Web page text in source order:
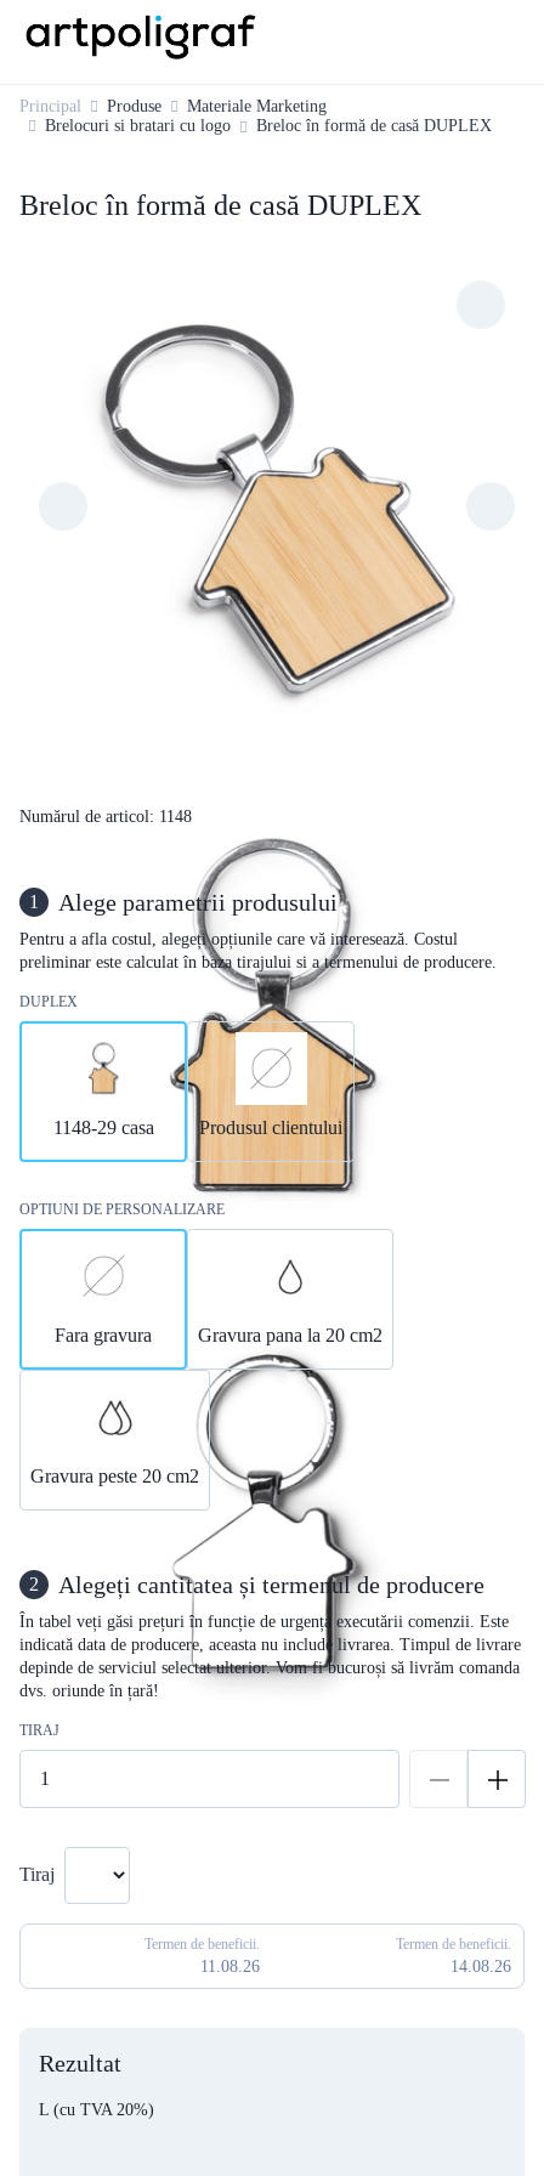
Principal Produse
Materiale Marketing
Brelocuri si bratari cu logo
Breloc în formă de casă DUPLEX
Breloc în formă de casă DUPLEX
Numărul de articol: 1148
1 Alege parametrii produsului
Pentru a afla costul, alegeți opțiunile care vă interesează. Costul
preliminar este calculat în baza tirajului si a termenului de producere.
DUPLEX
1148-29 casa Produsul clientului
OPTIUNI DE PERSONALIZARE
Fara gravura Gravura pana la 20 cm2
Gravura peste 20 cm2
2 Alegeți cantitatea și termenul de producere
În tabel veți găsi prețuri în funcție de urgența executării comenzii. Este
indicată data de producere, aceasta nu include livrarea. Timpul de livrare
depinde de serviciul selectat ulterior. Vom fi bucuroși să livrăm comanda
dvs. oriunde în țară!
TIRAJ
Tiraj
Termen de beneficii.
11.08.26
Termen de beneficii.
14.08.26
Rezultat
L (cu TVA 20%)